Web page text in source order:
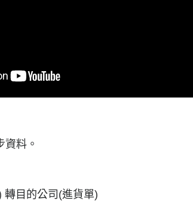
資料。
轉目的公司(進貨單)